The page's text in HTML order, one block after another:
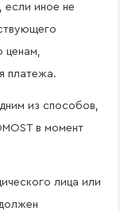
если иное не
ценам,
платежа.
из способов,
в момент
лица или